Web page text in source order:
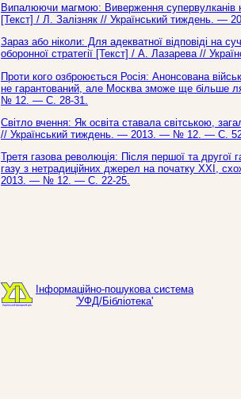
Випалюючи магмою: Виверження супервулканів
[Текст] / Л. Залізняк // Український тиждень.
Зараз або ніколи: Для адекватної відповіді на
оборонної стратегії [Текст] / А. Лазарева //
Проти кого озброюється Росія: Анонсована
не гарантований, але Москва зможе ще більше
№ 12. — С. 28-31.
Світло вчення: Як освіта ставала світською,
// Український тиждень. — 2013. — № 12. — С.
Третя газова революція: Після першої та другої
газу з нетрадиційних джерел на початку ХХІ,
2013. — № 12. — С. 22-25.
Інформаційно-пошукова система
'УФД/Бібліотека'